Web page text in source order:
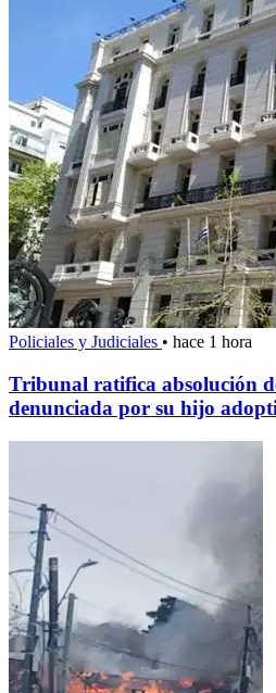
Policiales y Judiciales • hace 1 hora
Tribunal ratifica absolución
denunciada por su hijo